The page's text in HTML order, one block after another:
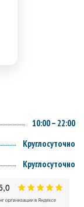
10:00 – 22:00
Круглосуточно
Круглосуточно